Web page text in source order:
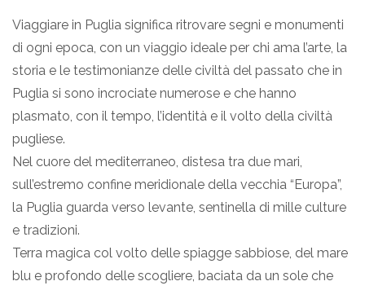
Viaggiare in Puglia significa ritrovare segni e monumenti
di ogni epoca, con un viaggio ideale per chi ama l’arte, la
storia e le testimonianze delle civiltà del passato che in
Puglia si sono incrociate numerose e che hanno
plasmato, con il tempo, l’identità e il volto della civiltà
pugliese.
Nel cuore del mediterraneo, distesa tra due mari,
sull’estremo confine meridionale della vecchia “Europa”,
la Puglia guarda verso levante, sentinella di mille culture
e tradizioni.
Terra magica col volto delle spiagge sabbiose, del mare
blu e profondo delle scogliere, baciata da un sole che